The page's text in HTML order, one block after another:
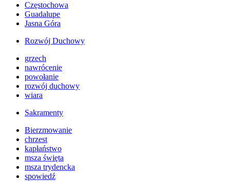
Częstochowa
Guadalupe
Jasna Góra
Rozwój Duchowy
grzech
nawrócenie
powołanie
rozwój duchowy
wiara
Sakramenty
Bierzmowanie
chrzest
kapłaństwo
msza święta
msza trydencka
spowiedź